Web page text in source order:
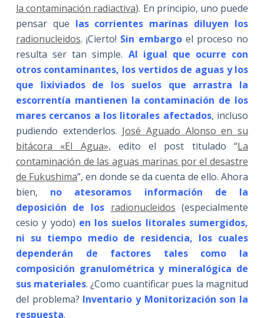
la contaminación radiactiva). En principio, uno puede
pensar que las corrientes marinas diluyen los
radionucleidos. ¡Cierto! Sin embargo el proceso no
resulta ser tan simple. Al igual que ocurre con
otros contaminantes, los vertidos de aguas y los
que lixiviados de los suelos que arrastra la
escorrentía mantienen la contaminación de los
mares cercanos a los litorales afectados, incluso
pudiendo extenderlos. José Aguado Alonso en su
bitácora «El Agua», edito el post titulado “La
contaminación de las aguas marinas por el desastre
de Fukushima”, en donde se da cuenta de ello. Ahora
bien, no atesoramos información de la
deposición de los radionucleidos (especialmente
cesio y yodo) en los suelos litorales sumergidos,
ni su tiempo medio de residencia, los cuales
dependerán de factores tales como la
composición granulométrica y mineralógica de
sus materiales. ¿Como cuantificar pues la magnitud
del problema? Inventario y Monitorización son la
respuesta.